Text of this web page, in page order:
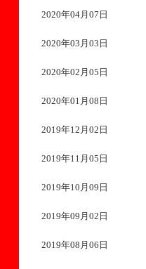
2020年04月07日
2020年03月03日
2020年02月05日
2020年01月08日
2019年12月02日
2019年11月05日
2019年10月09日
2019年09月02日
2019年08月06日